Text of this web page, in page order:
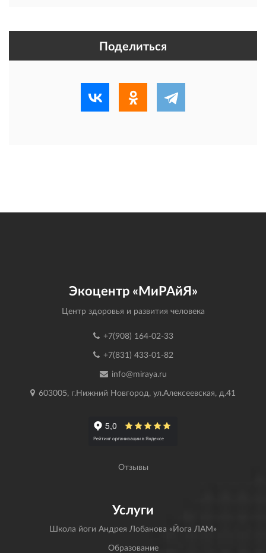
Поделиться
Экоцентр «МиРАйЯ»
Центр здоровья и развития человека
+7(908) 164-02-33
+7(831) 433-01-82
info@miraya.ru
603005, г.Нижний Новгород, ул.Алексеевская, д.41
Отзывы
Услуги
Школа йоги Андрея Лобанова «Йога ЛАМ»
Образование